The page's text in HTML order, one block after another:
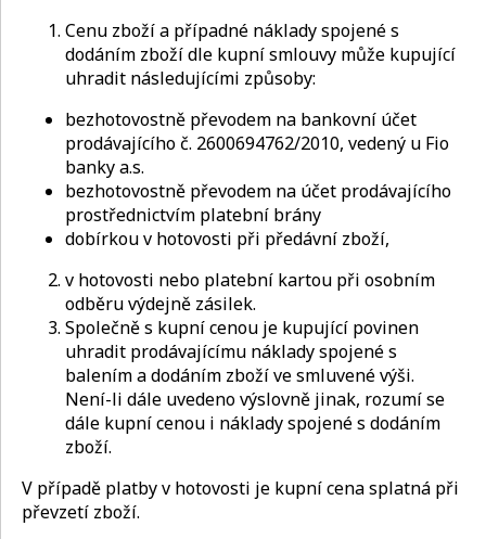
Cenu zboží a případné náklady spojené s
dodáním zboží dle kupní smlouvy může kupující
uhradit následujícími způsoby:
bezhotovostně převodem na bankovní účet
prodávajícího č. 2600694762/2010, vedený u Fio
banky a.s.
bezhotovostně převodem na účet prodávajícího
prostřednictvím platební brány
dobírkou v hotovosti při předávní zboží,
v hotovosti nebo platební kartou při osobním
odběru výdejně zásilek.
Společně s kupní cenou je kupující povinen
uhradit prodávajícímu náklady spojené s
balením a dodáním zboží ve smluvené výši.
Není-li dále uvedeno výslovně jinak, rozumí se
dále kupní cenou i náklady spojené s dodáním
zboží.
V případě platby v hotovosti je kupní cena splatná při
převzetí zboží.